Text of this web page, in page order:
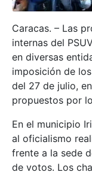
Caracas. – Las
internas del
en diversas
imposición de
del 27 de julio,
propuestos por
En el municipio
al oficialismo
frente a la sede
de votos. Los